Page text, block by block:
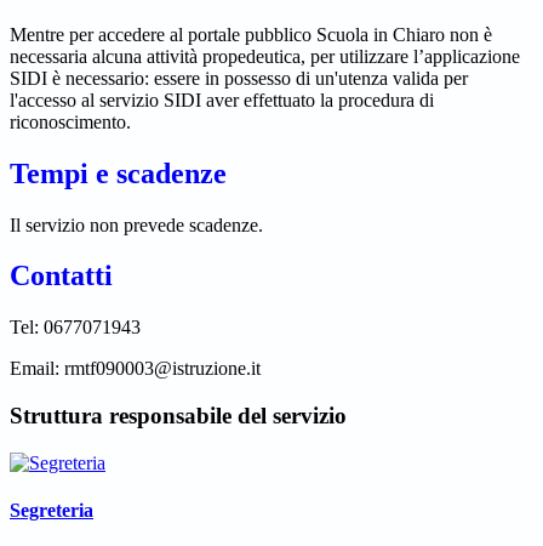
Mentre per accedere al portale pubblico Scuola in Chiaro non è
necessaria alcuna attività propedeutica, per utilizzare l’applicazione
SIDI è necessario: essere in possesso di un'utenza valida per
l'accesso al servizio SIDI aver effettuato la procedura di
riconoscimento.
Tempi e scadenze
Il servizio non prevede scadenze.
Contatti
Tel: 0677071943
Email: rmtf090003@istruzione.it
Struttura responsabile del servizio
Segreteria